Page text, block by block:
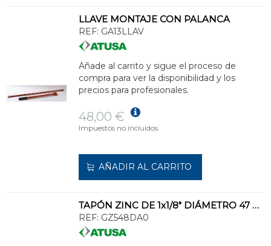
LLAVE MONTAJE CON PALANCA
REF: GA13LLAV
Añade al carrito y sigue el proceso de
compra para ver la disponibilidad y los
precios para profesionales.
48,00 €
Impuestos no incluidos.
AÑADIR AL CARRITO
TAPÓN ZINC DE 1x1/8" DIÁMETRO 47 RADIADOR DERECHA
REF: GZ548DA0